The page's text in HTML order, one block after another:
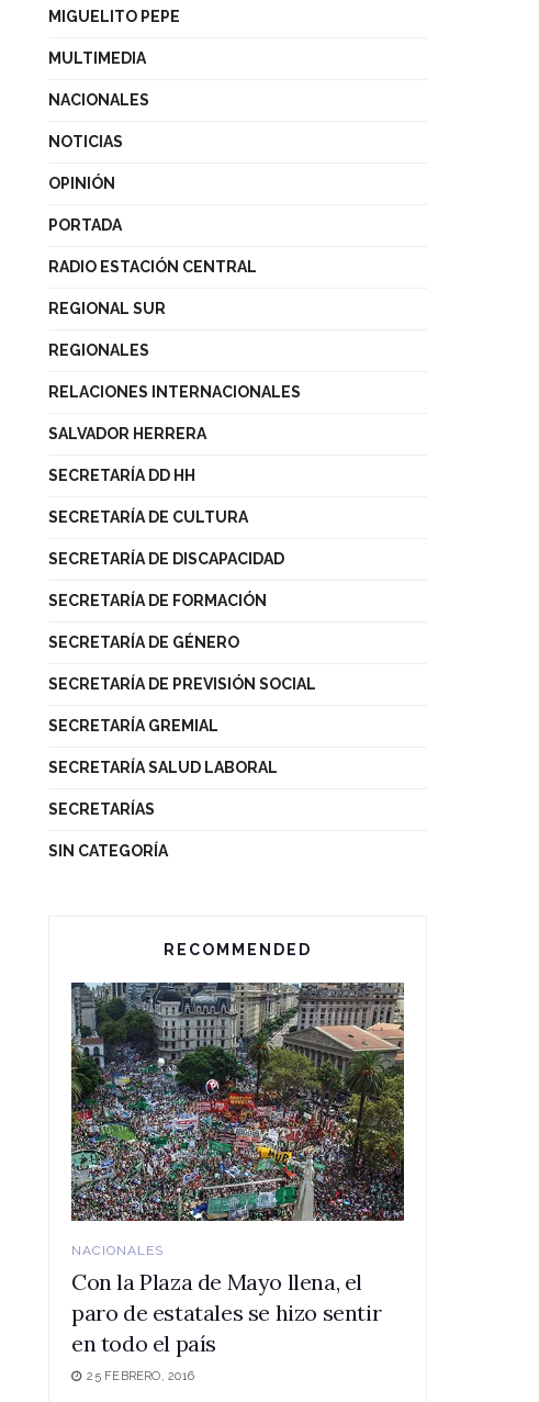
MIGUELITO PEPE
MULTIMEDIA
NACIONALES
NOTICIAS
OPINIÓN
PORTADA
RADIO ESTACIÓN CENTRAL
REGIONAL SUR
REGIONALES
RELACIONES INTERNACIONALES
SALVADOR HERRERA
SECRETARÍA DD HH
SECRETARÍA DE CULTURA
SECRETARÍA DE DISCAPACIDAD
SECRETARÍA DE FORMACIÓN
SECRETARÍA DE GÉNERO
SECRETARÍA DE PREVISIÓN SOCIAL
SECRETARÍA GREMIAL
SECRETARÍA SALUD LABORAL
SECRETARÍAS
SIN CATEGORÍA
RECOMMENDED
NACIONALES
Con la Plaza de Mayo llena, el
paro de estatales se hizo sentir
en todo el país
25 FEBRERO, 2016